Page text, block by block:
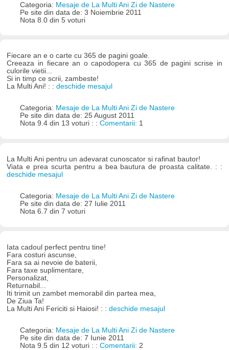
Categoria: Mesaje de La Multi Ani Zi de Nastere
Pe site din data de: 3 Noiembrie 2011
Nota 8.0 din 5 voturi
Fiecare an e o carte cu 365 de pagini goale.
Creeaza in fiecare an o capodopera cu 365 de pagini scrise in
culorile vietii...
Si in timp ce scrii, zambeste!
La Multi Ani! : :deschide mesajul
Categoria: Mesaje de La Multi Ani Zi de Nastere
Pe site din data de: 25 August 2011
Nota 9.4 din 13 voturi : : Comentarii: 1
La Multi Ani pentru un adevarat cunoscator si rafinat bautor!
Viata e prea scurta pentru a bea bautura de proasta calitate. : :
deschide mesajul
Categoria: Mesaje de La Multi Ani Zi de Nastere
Pe site din data de: 27 Iulie 2011
Nota 6.7 din 7 voturi
Iata cadoul perfect pentru tine!
Fara costuri ascunse,
Fara sa ai nevoie de baterii,
Fara taxe suplimentare,
Personalizat,
Returnabil...
Iti trimit un zambet memorabil din partea mea,
De Ziua Ta!
La Multi Ani Fericiti si Haiosi! : :deschide mesajul
Categoria: Mesaje de La Multi Ani Zi de Nastere
Pe site din data de: 7 Iunie 2011
Nota 9.5 din 12 voturi : : Comentarii: 2